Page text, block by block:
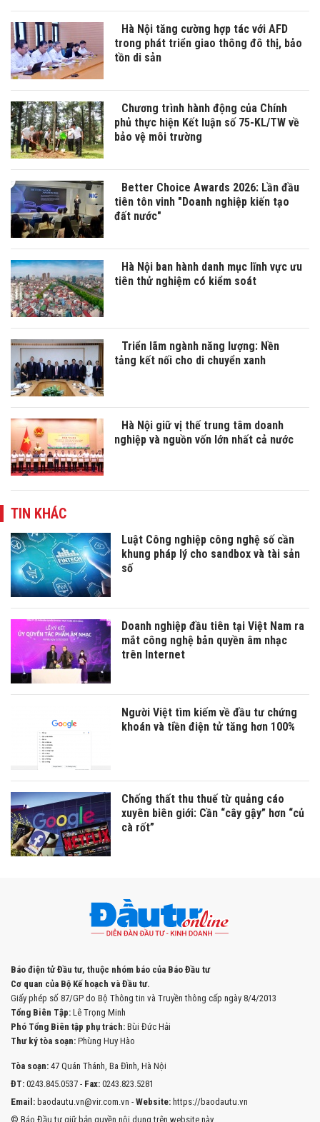
Hà Nội tăng cường hợp tác với AFD
trong phát triển giao thông đô thị, bảo
tồn di sản
Chương trình hành động của Chính
phủ thực hiện Kết luận số 75-KL/TW về
bảo vệ môi trường
Better Choice Awards 2026: Lần đầu
tiên tôn vinh "Doanh nghiệp kiến tạo
đất nước"
Hà Nội ban hành danh mục lĩnh vực ưu
tiên thử nghiệm có kiểm soát
Triển lãm ngành năng lượng: Nền
tảng kết nối cho di chuyển xanh
Hà Nội giữ vị thế trung tâm doanh
nghiệp và nguồn vốn lớn nhất cả nước
TIN KHÁC
Luật Công nghiệp công nghệ số cần
khung pháp lý cho sandbox và tài sản
số
Doanh nghiệp đầu tiên tại Việt Nam ra
mắt công nghệ bản quyền âm nhạc
trên Internet
Người Việt tìm kiếm về đầu tư chứng
khoán và tiền điện tử tăng hơn 100%
Chống thất thu thuế từ quảng cáo
xuyên biên giới: Cần “cây gậy” hơn “củ
cà rốt”
Báo điện tử Đầu tư, thuộc nhóm báo của Báo Đầu tư
Cơ quan của Bộ Kế hoạch và Đầu tư.
Giấy phép số 87/GP do Bộ Thông tin và Truyền thông cấp ngày 8/4/2013
Tổng Biên Tập: Lê Trọng Minh
Phó Tổng Biên tập phụ trách: Bùi Đức Hải
Thư ký tòa soạn: Phùng Huy Hào
Tòa soạn: 47 Quán Thánh, Ba Đình, Hà Nội
ĐT: 0243.845.0537 - Fax: 0243.823.5281
Email: baodautu.vn@vir.com.vn - Website: https://baodautu.vn
© Báo Đầu tư giữ bản quyền nội dung trên website này